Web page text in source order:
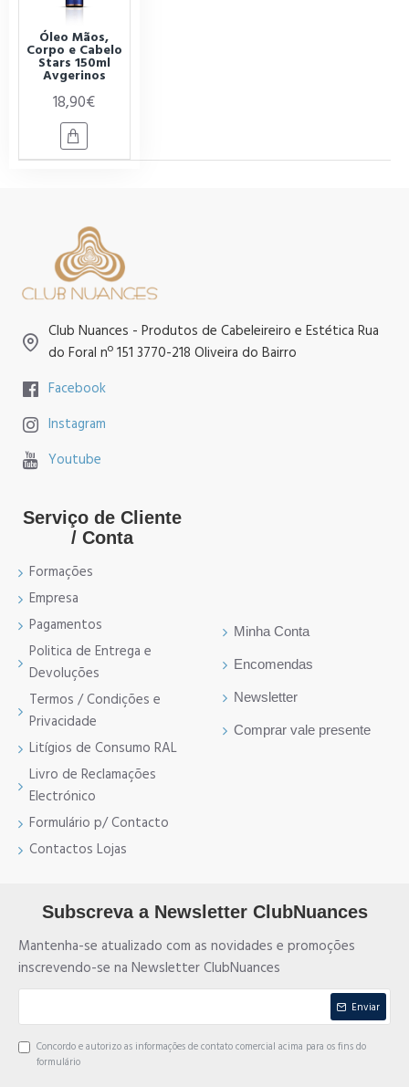
Óleo Mãos,
Corpo e Cabelo
Stars 150ml
Avgerinos
18,90€
Club Nuances - Produtos de Cabeleireiro e Estética Rua
do Foral nº 151 3770-218 Oliveira do Bairro
Facebook
Instagram
Youtube
Serviço de Cliente
/ Conta
Formações
Empresa
Pagamentos
Politica de Entrega e
Devoluções
Termos / Condições e
Privacidade
Litígios de Consumo RAL
Livro de Reclamações
Electrónico
Formulário p/ Contacto
Contactos Lojas
Minha Conta
Encomendas
Newsletter
Comprar vale presente
Subscreva a Newsletter ClubNuances
Mantenha-se atualizado com as novidades e promoções
inscrevendo-se na Newsletter ClubNuances
Enviar
Concordo e autorizo as informações de contato comercial acima para os fins do
formulário